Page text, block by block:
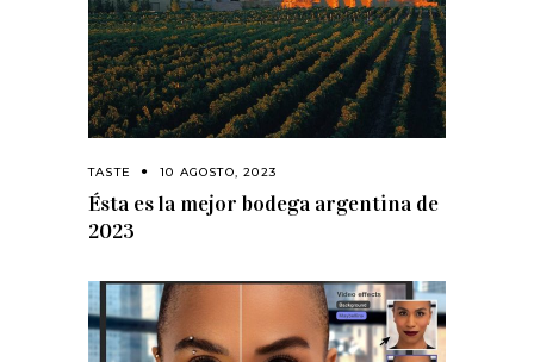
TASTE 10 AGOSTO, 2023
Ésta es la mejor bodega argentina de
2023